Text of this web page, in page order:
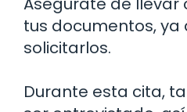
tus documentos,
solicitarlos.
Durante esta cita,